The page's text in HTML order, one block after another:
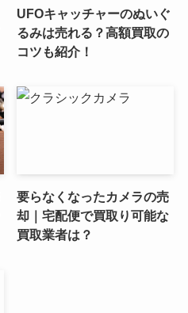
UFOキャッチャーのぬいぐ
るみは売れる？高額買取の
コツも紹介！
要らなくなったカメラの売
却｜宅配便で買取り可能な
買取業者は？